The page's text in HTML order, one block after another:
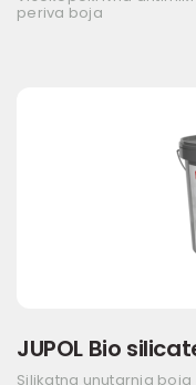
periva boja
JUPOL Bio
Silikatna unutarnja